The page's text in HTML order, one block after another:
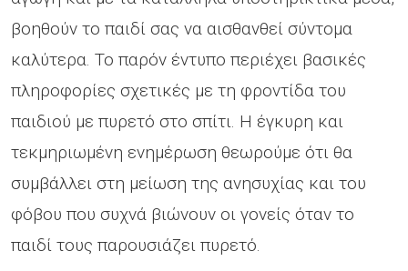
βοηθούν το παιδί σας να αισθανθεί σύντομα
καλύτερα. Το παρόν έντυπο περιέχει βασικές
πληροφορίες σχετικές με τη φροντίδα του
παιδιού με πυρετό στο σπίτι. Η έγκυρη και
τεκμηριωμένη ενημέρωση θεωρούμε ότι θα
συμβάλλει στη μείωση της ανησυχίας και του
φόβου που συχνά βιώνουν οι γονείς όταν το
παιδί τους παρουσιάζει πυρετό.